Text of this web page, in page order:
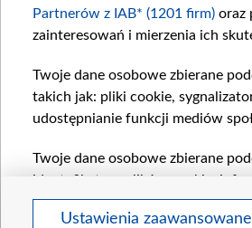
Partnerów z IAB* (1201 firm) oraz
zainteresowań i mierzenia ich
Twoje dane osobowe zbierane
takich jak: pliki cookie,
udostępnianie funkcji mediów
Twoje dane osobowe zbierane
identyfikatory plików cookie,
pozostałychZaufanych Partnerów
wyboru spersonalizowanych
Ustawienia zaawansowane